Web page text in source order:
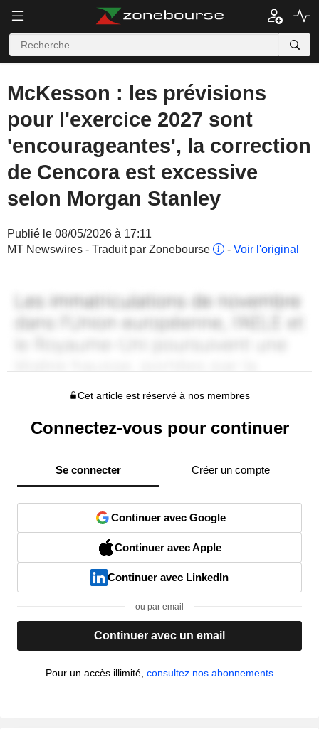
McKesson : les prévisions
pour l'exercice 2027 sont
'encourageantes', la correction
de Cencora est excessive
selon Morgan Stanley
Publié le 08/05/2026 à 17:11
MT Newswires - Traduit par Zonebourse
- Voir l'original
Cet article est réservé à nos membres
Connectez-vous pour continuer
Se connecter Créer un compte
Continuer avec Google
Continuer avec Apple
Continuer avec LinkedIn
ou par email
Continuer avec un email
Pour un accès illimité, consultez nos abonnements